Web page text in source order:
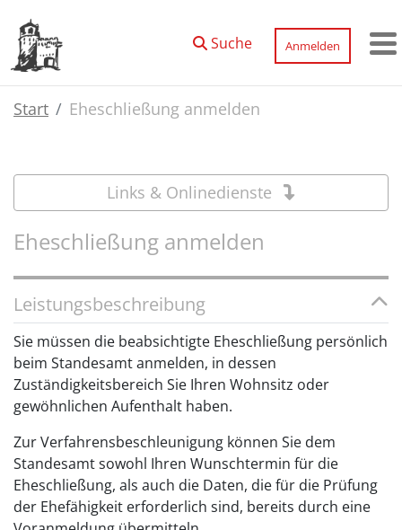
Zum Hauptinhalt springen
Suche
Anmelden
Start Eheschließung anmelden
Links & Onlinedienste
Eheschließung anmelden
Leistungsbeschreibung
Sie müssen die beabsichtigte Eheschließung persönlich
beim Standesamt anmelden, in dessen
Zuständigkeitsbereich Sie Ihren Wohnsitz oder
gewöhnlichen Aufenthalt haben.
Zur Verfahrensbeschleunigung können Sie dem
Standesamt sowohl Ihren Wunschtermin für die
Eheschließung, als auch die Daten, die für die Prüfung
der Ehefähigkeit erforderlich sind, bereits durch eine